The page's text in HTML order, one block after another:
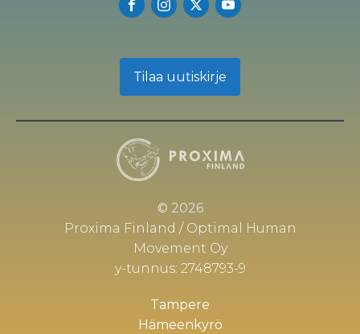
Tilaa uutiskirje
© 2026
Proxima Finland / Optimal Human
Movement Oy
y-tunnus: 2748793-9
Tampere
Hämeenkyrö